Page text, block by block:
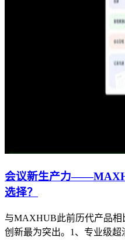
会议新生产力
选择？
与MAXHUB此前历代产品
创新最为突出。1、专业级